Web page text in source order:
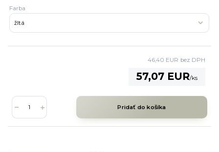
Farba
57,07 EUR/ks
46,40 EUR bez DPH
Pridať do košíka